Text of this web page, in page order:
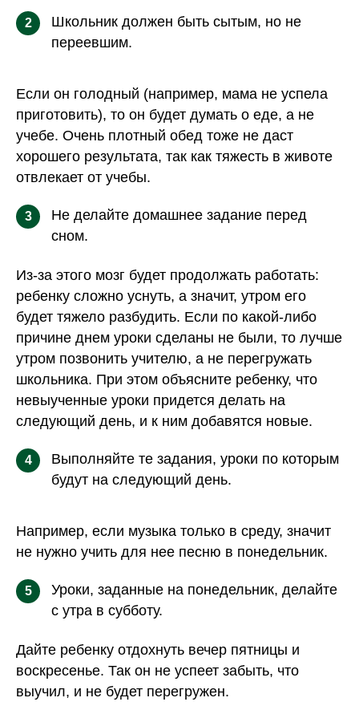
2
Школьник должен быть сытым, но не
переевшим.
Если он голодный (например, мама не успела
приготовить), то он будет думать о еде, а не
учебе. Очень плотный обед тоже не даст
хорошего результата, так как тяжесть в животе
отвлекает от учебы.
3
Не делайте домашнее задание перед
сном.
Из-за этого мозг будет продолжать работать:
ребенку сложно уснуть, а значит, утром его
будет тяжело разбудить. Если по какой-либо
причине днем уроки сделаны не были, то лучше
утром позвонить учителю, а не перегружать
школьника. При этом объясните ребенку, что
невыученные уроки придется делать на
следующий день, и к ним добавятся новые.
4
Выполняйте те задания, уроки по которым
будут на следующий день.
Например, если музыка только в среду, значит
не нужно учить для нее песню в понедельник.
5
Уроки, заданные на понедельник, делайте
с утра в субботу.
Дайте ребенку отдохнуть вечер пятницы и
воскресенье. Так он не успеет забыть, что
выучил, и не будет перегружен.